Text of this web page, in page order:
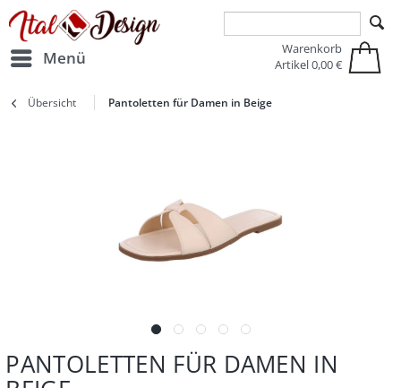
Zur Hauptnavigation springen Zum Hauptinhalt springen
Menü
Warenkorb
Artikel0,00 €
Übersicht Pantoletten für Damen in Beige
PANTOLETTEN FÜR DAMEN IN